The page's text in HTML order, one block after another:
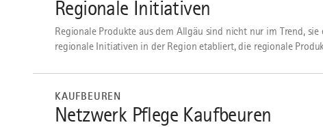
Regionale Initiativen
Regionale Produkte aus dem Allgäu sind nicht nur im Trend,
regionale Initiativen in der Region etabliert, die regionale
KAUFBEUREN
Netzwerk Pflege Kaufbeuren